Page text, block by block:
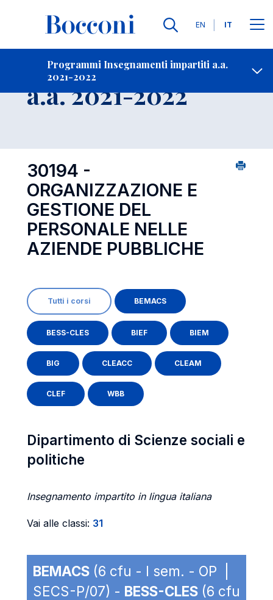
Lingue
EN IT
Programmi Insegnamenti impartiti a.a.
2021-2022
Contatti
Insegnamento
a.a. 2021-2022
30194 -
ORGANIZZAZIONE E
GESTIONE DEL
PERSONALE NELLE
AZIENDE PUBBLICHE
Tutti i corsi BEMACS
BESS-CLES BIEF BIEM
BIG CLEACC CLEAM
CLEF WBB
Dipartimento di Scienze sociali e
politiche
Insegnamento impartito in lingua italiana
Vai alle classi: 31
BEMACS (6 cfu - I sem. - OP |
SECS-P/07) - BESS-CLES (6 cfu